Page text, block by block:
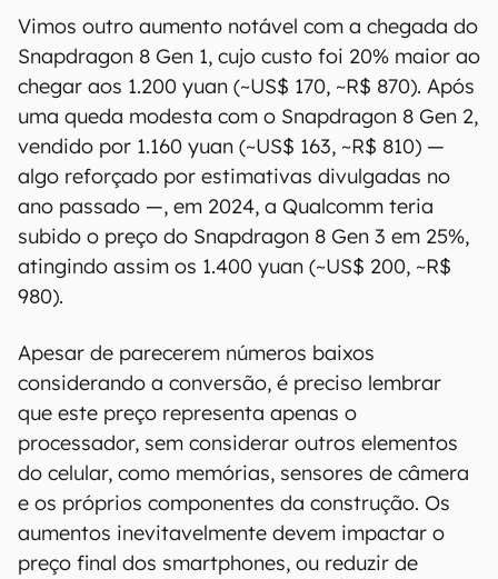
Vimos outro aumento notável com a chegada do
Snapdragon 8 Gen 1, cujo custo foi 20% maior ao
chegar aos 1.200 yuan (~US$ 170, ~R$ 870). Após
uma queda modesta com o Snapdragon 8 Gen 2,
vendido por 1.160 yuan (~US$ 163, ~R$ 810) —
algo reforçado por estimativas divulgadas no
ano passado —, em 2024, a Qualcomm teria
subido o preço do Snapdragon 8 Gen 3 em 25%,
atingindo assim os 1.400 yuan (~US$ 200, ~R$
980).
Apesar de parecerem números baixos
considerando a conversão, é preciso lembrar
que este preço representa apenas o
processador, sem considerar outros elementos
do celular, como memórias, sensores de câmera
e os próprios componentes da construção. Os
aumentos inevitavelmente devem impactar o
preço final dos smartphones, ou reduzir de